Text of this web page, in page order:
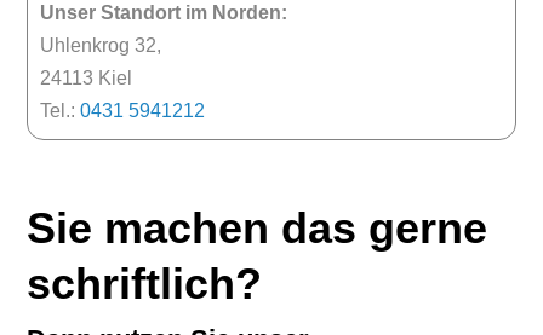
Unser Standort im Norden:
Uhlenkrog 32,
24113 Kiel
Tel.:0431 5941212
Sie machen das gerne
schriftlich?